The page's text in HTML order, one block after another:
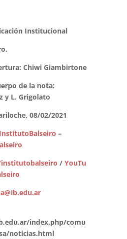
Institucional
Chiwi Giambirtone
de la nota:
y L. Grigolato
08/02/2021
–
/ YouTu
index.php/comu
noticias.html